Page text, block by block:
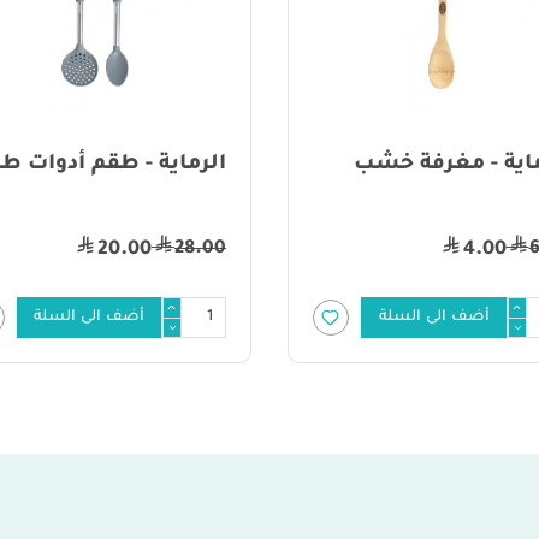
- مغرفة خشب
4.00
أضف الى السلة
الرماية - طقم أدوات
28.00
20.00
أضف الى السلة